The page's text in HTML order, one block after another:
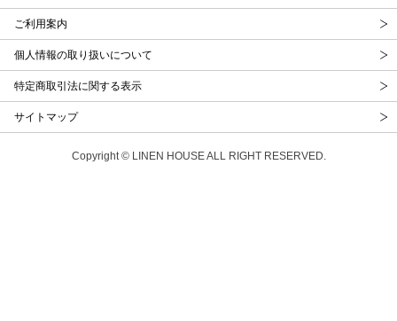
ご利用案内
個人情報の取り扱いについて
特定商取引法に関する表示
サイトマップ
Copyright © LINEN HOUSE ALL RIGHT RESERVED.